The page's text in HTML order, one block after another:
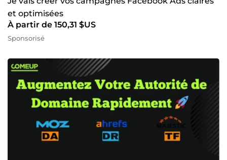
et optimisées
À partir de 150,31 $US
Sponsorisé